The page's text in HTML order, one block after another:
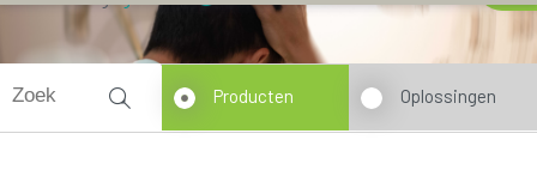
Producten Oplossingen